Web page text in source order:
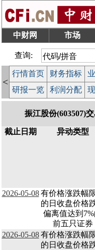
中财网 市场
查询:
<
行情首页 财务指标
研报一览
利润分配
振江股份(603507)
截止日期 异动类型
2026-05-08 有价格涨跌幅
的日收盘价格
偏离值达到
前五只证券
2026-05-08 有价格涨跌幅
的日收盘价格